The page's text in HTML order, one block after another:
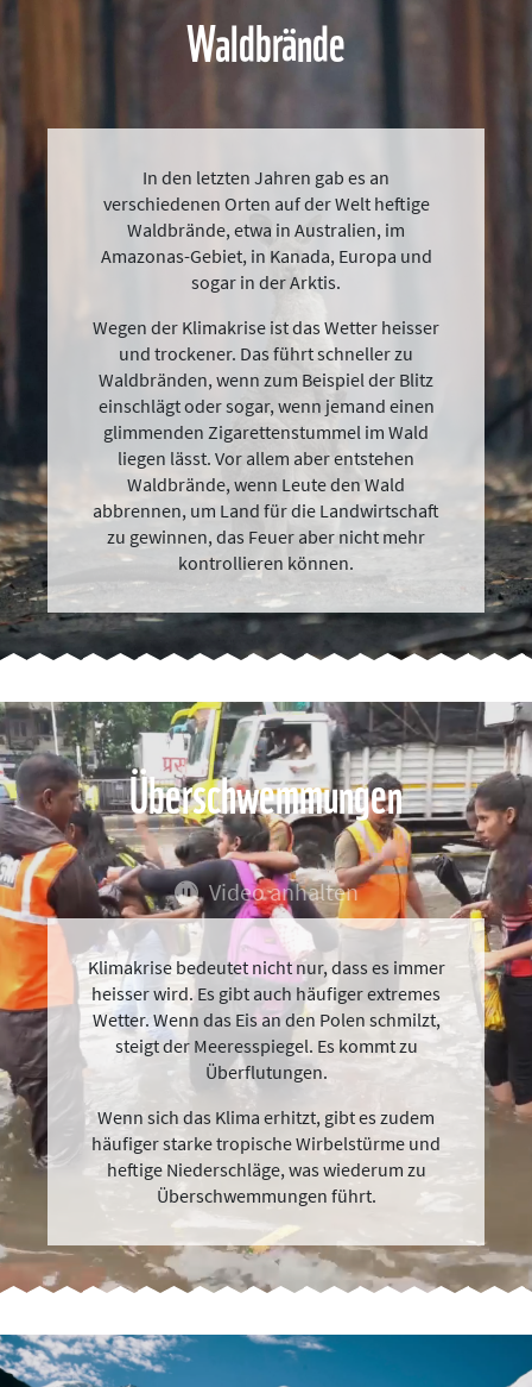
Waldbrände
In den letzten Jahren gab es an
verschiedenen Orten auf der Welt heftige
Waldbrände, etwa in Australien, im
Amazonas-Gebiet, in Kanada, Europa und
sogar in der Arktis.
Wegen der Klimakrise ist das Wetter heisser
und trockener. Das führt schneller zu
Waldbränden, wenn zum Beispiel der Blitz
einschlägt oder sogar, wenn jemand einen
glimmenden Zigarettenstummel im Wald
liegen lässt. Vor allem aber entstehen
Waldbrände, wenn Leute den Wald
abbrennen, um Land für die Landwirtschaft
zu gewinnen, das Feuer aber nicht mehr
kontrollieren können.
Überschwemmungen
Video anhalten
Klimakrise bedeutet nicht nur, dass es immer
heisser wird. Es gibt auch häufiger extremes
Wetter. Wenn das Eis an den Polen schmilzt,
steigt der Meeresspiegel. Es kommt zu
Überflutungen.
Wenn sich das Klima erhitzt, gibt es zudem
häufiger starke tropische Wirbelstürme und
heftige Niederschläge, was wiederum zu
Überschwemmungen führt.